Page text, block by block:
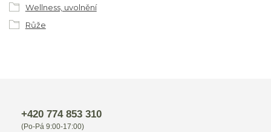
Wellness, uvolnění
Růže
+420 774 853 310
(Po-Pá 9:00-17:00)